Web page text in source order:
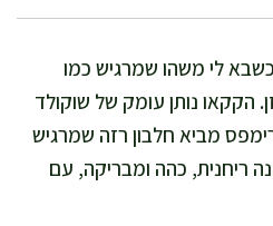
לי משהו שמרגיש כמו
הקקאו נותן עומק של שוקולד
מביא חלבון רזה שמרגיש
ריחנית, כהה ומבריקה, עם